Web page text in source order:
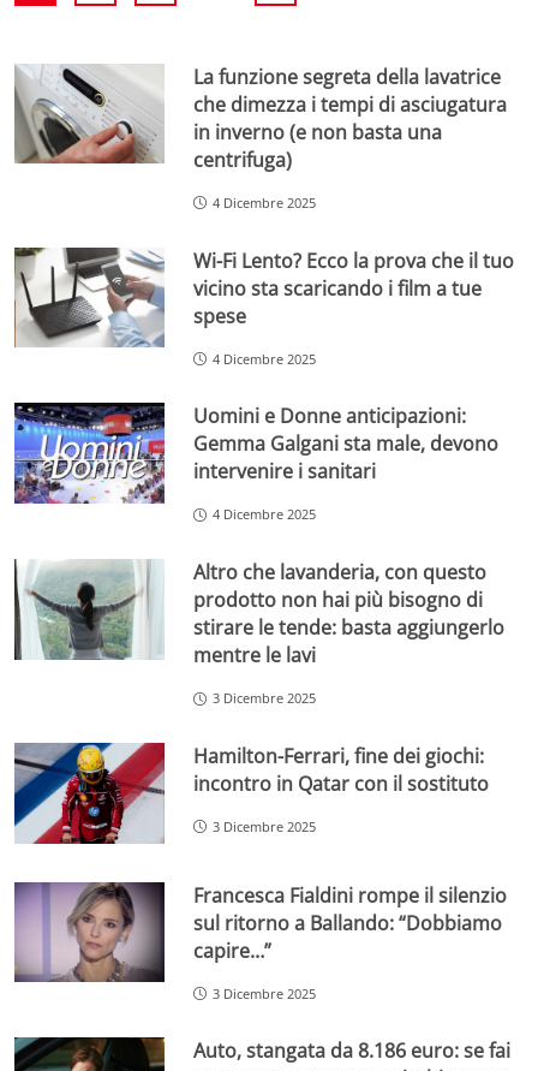
La funzione segreta della lavatrice
che dimezza i tempi di asciugatura
in inverno (e non basta una
centrifuga)
4 Dicembre 2025
Wi-Fi Lento? Ecco la prova che il tuo
vicino sta scaricando i film a tue
spese
4 Dicembre 2025
Uomini e Donne anticipazioni:
Gemma Galgani sta male, devono
intervenire i sanitari
4 Dicembre 2025
Altro che lavanderia, con questo
prodotto non hai più bisogno di
stirare le tende: basta aggiungerlo
mentre le lavi
3 Dicembre 2025
Hamilton-Ferrari, fine dei giochi:
incontro in Qatar con il sostituto
3 Dicembre 2025
Francesca Fialdini rompe il silenzio
sul ritorno a Ballando: “Dobbiamo
capire…”
3 Dicembre 2025
Auto, stangata da 8.186 euro: se fai